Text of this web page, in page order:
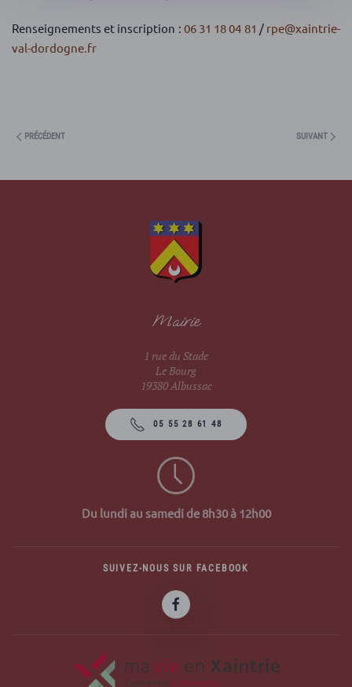
Renseignements et inscription : 06 31 18 04 81 / rpe@xaintrie-
val-dordogne.fr
PRÉCÉDENT SUIVANT
Mairie
1 rue du Stade
Le Bourg
19380 Albussac
05 55 28 61 48
Du lundi au samedi de 8h30 à 12h00
SUIVEZ-NOUS SUR FACEBOOK